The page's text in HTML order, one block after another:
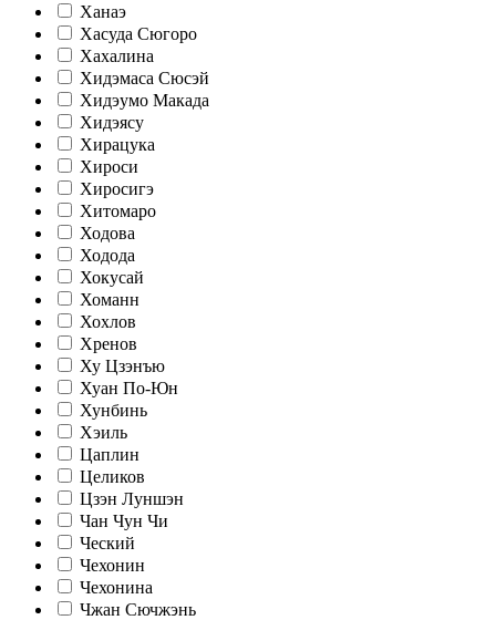
Ханаэ
Хасуда Сюгоро
Хахалина
Хидэмаса Сюсэй
Хидэумо Макада
Хидэясу
Хирацука
Хироси
Хиросигэ
Хитомаро
Ходова
Ходода
Хокусай
Хоманн
Хохлов
Хренов
Ху Цзэнъю
Хуан По-Юн
Хунбинь
Хэиль
Цаплин
Целиков
Цзэн Луншэн
Чан Чун Чи
Ческий
Чехонин
Чехонина
Чжан Сючжэнь